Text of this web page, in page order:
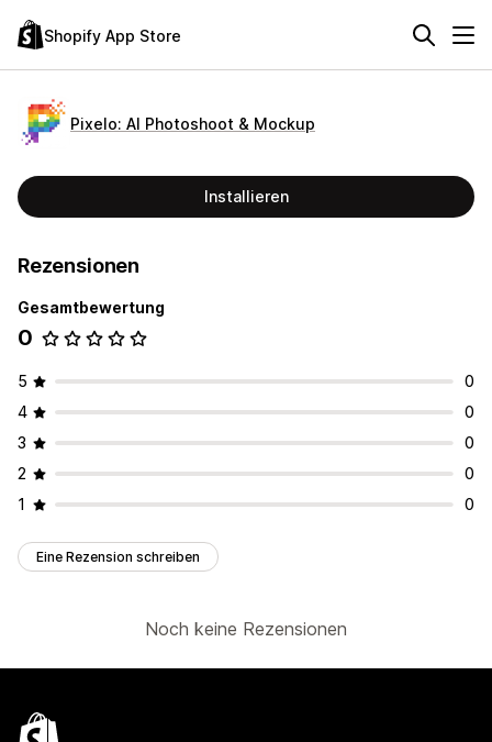
Shopify App Store
Pixelo: AI Photoshoot & Mockup
Installieren
Rezensionen
Gesamtbewertung
0
5
0
4
0
3
0
2
0
1
0
Eine Rezension schreiben
Noch keine Rezensionen